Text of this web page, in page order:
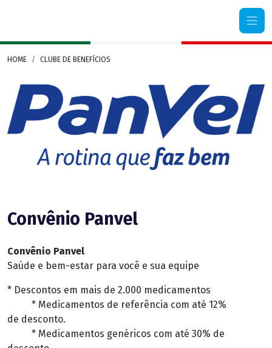
Camera di Commercio Italiana Rio Grande do
HOME CLUBE DE BENEFÍCIOS
Convênio Panvel
Convênio Panvel
Saúde e bem-estar para você e sua equipe
* Descontos em mais de 2.000 medicamentos
* Medicamentos de referência com até 12%
de desconto.
* Medicamentos genéricos com até 30% de